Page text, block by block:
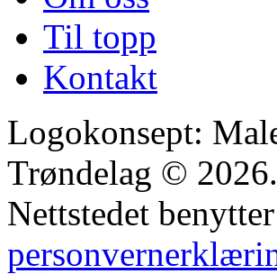
Til topp
Kontakt
Logokonsept:
Trøndelag ©
Nettstedet